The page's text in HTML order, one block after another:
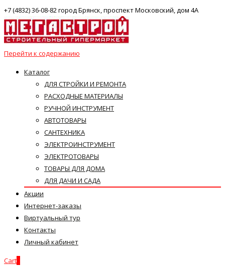
+7 (4832) 36-08-82 город Брянск, проспект Московский, дом 4А
Перейти к содержанию
Каталог
ДЛЯ СТРОЙКИ И РЕМОНТА
РАСХОДНЫЕ МАТЕРИАЛЫ
РУЧНОЙ ИНСТРУМЕНТ
АВТОТОВАРЫ
САНТЕХНИКА
ЭЛЕКТРОИНСТРУМЕНТ
ЭЛЕКТРОТОВАРЫ
ТОВАРЫ ДЛЯ ДОМА
ДЛЯ ДАЧИ И САДА
Акции
Интернет-заказы
Виртуальный тур
Контакты
Личный кабинет
Cart